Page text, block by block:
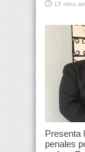
15 mins
Presenta
penales